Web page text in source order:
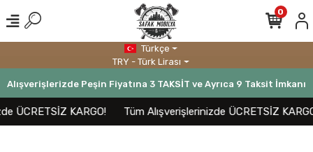
Alışverişlerizde Peşin Fiyatına 3 TAKSİT ve Ayrıca 9 Taksit İmkanı
ÜCRETSİZ KARGO! Tüm Alışverişlerinizde ÜCRETSİZ KARGO!
0
Türkçe
TRY - Türk Lirası